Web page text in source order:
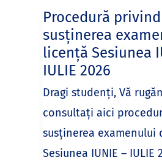
Procedură privind
susținerea
licență Sesiunea
IULIE 2026
Dragi studenți, Vă
consultați aici
susținerea examenului
Sesiunea IUNIE – IULIE